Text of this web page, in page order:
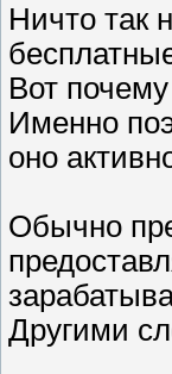
Ничто так
Вот
Именно
оно
Обычно
Другими